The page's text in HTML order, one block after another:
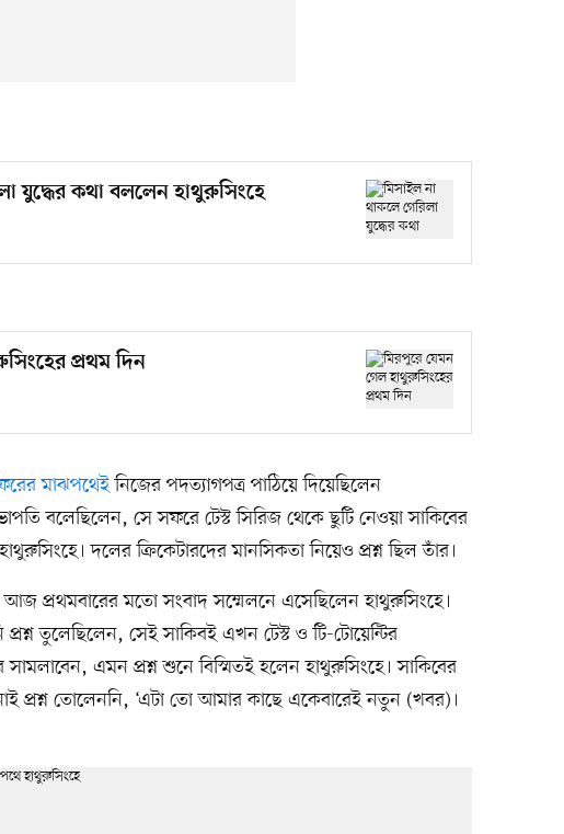
যুদ্ধের কথা বললেন হাথুরুসিংহে
প্রথম দিন
মাঝপথেইনিজের পদত্যাগপত্র পাঠিয়ে দিয়েছিলেন
বলেছিলেন, সে সফরে টেস্ট সিরিজ থেকে ছুটি নেওয়া সাকিবের
দলের ক্রিকেটারদের মানসিকতা নিয়েও প্রশ্ন ছিল তাঁর।
প্রথমবারের মতো সংবাদ সম্মেলনে এসেছিলেন হাথুরুসিংহে।
প্রশ্ন তুলেছিলেন, সেই সাকিবই এখন টেস্ট ও টি-টোয়েন্টির
এমন প্রশ্ন শুনে বিস্মিতই হলেন হাথুরুসিংহে। সাকিবের
প্রশ্ন তোলেননি, ‘এটা তো আমার কাছে একেবারেই নতুন (খবর)।